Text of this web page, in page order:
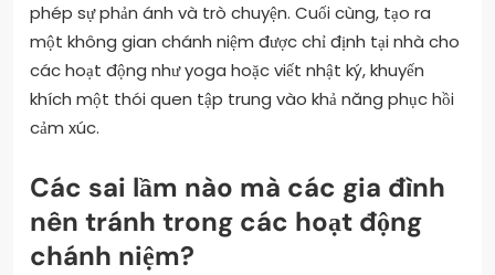
phép sự phản ánh và trò chuyện. Cuối cùng, tạo ra
một không gian chánh niệm được chỉ định tại nhà cho
các hoạt động như yoga hoặc viết nhật ký, khuyến
khích một thói quen tập trung vào khả năng phục hồi
cảm xúc.
Các sai lầm nào mà các gia đình
nên tránh trong các hoạt động
chánh niệm?